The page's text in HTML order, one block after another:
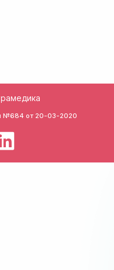
№684 от 20-03-2020